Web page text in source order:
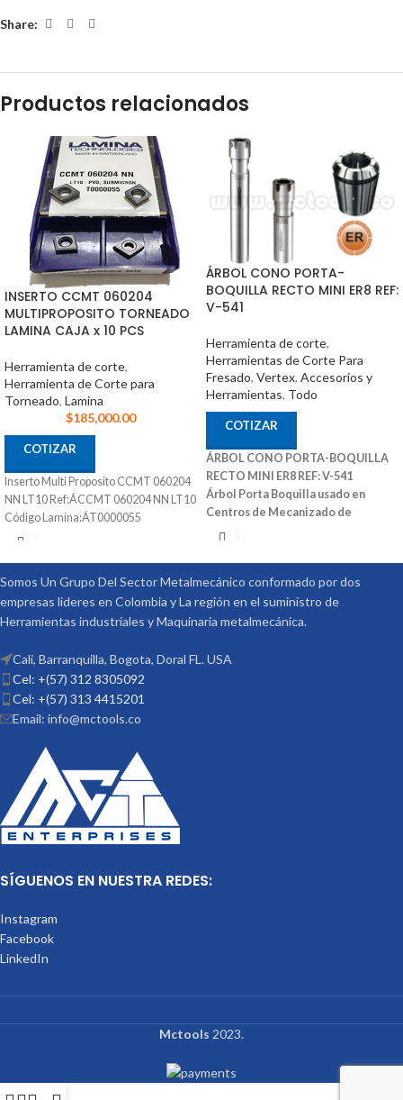
Share:
Productos relacionados
INSERTO CCMT 060204
MULTIPROPOSITO TORNEADO
LAMINA CAJA x 10 PCS
Herramienta de corte,
Herramienta de Corte para
Torneado, Lamina
$185,000.00
COTIZAR
Inserto Multi Proposito CCMT 060204
NN LT10 Ref:ÁCCMT 060204 NN LT10
Código Lamina:ÁT0000055
ÁRBOL CONO PORTA-
BOQUILLA RECTO MINI ER8 REF:
V-541
Herramienta de corte,
Herramientas de Corte Para
Fresado, Vertex, Accesorios y
Herramientas, Todo
COTIZAR
ÁRBOL CONO PORTA-BOQUILLA
RECTO MINI ER8 REF: V-541
Árbol Porta Boquilla usado en
Centros de Mecanizado de
Diferentes Marcas
Convencionales y Otras Maquinas
ConvencionalesRef: V-541 Medidas
(DxL): 08X50 Código: 3001-290 Marca:
Vertex
Somos Un Grupo Del Sector Metalmecánico conformado por dos
empresas lideres en Colombia y La región en el suministro de
Herramientas industriales y Maquinaria metalmecánica.
Cali, Barranquilla, Bogota, Doral FL. USA
Cel: +(57) 312 8305092
Cel: +(57) 313 4415201
Email: info@mctools.co
SÍGUENOS EN NUESTRA REDES:
Instagram
Facebook
LinkedIn
Mctools 2023.